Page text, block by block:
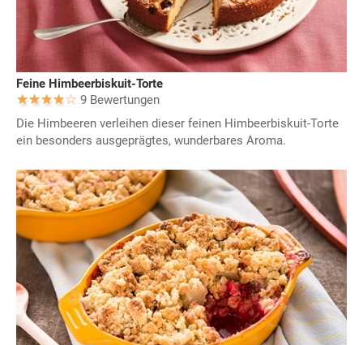
Feine Himbeerbiskuit-Torte
9 Bewertungen
Die Himbeeren verleihen dieser feinen Himbeerbiskuit-Torte
ein besonders ausgeprägtes, wunderbares Aroma.